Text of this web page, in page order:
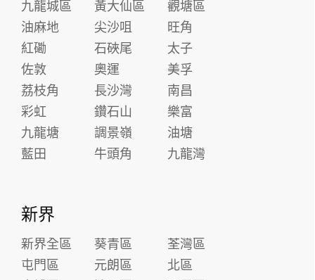
九龍城區
黃大仙區
觀塘區
油麻地
尖沙咀
旺角
紅磡
石硤尾
太子
佐敦
奧運
美孚
荔枝角
長沙灣
南昌
彩虹
鑽石山
樂富
九龍塘
調景嶺
油塘
藍田
牛頭角 九龍灣
新界
新界全區 葵青區
荃灣區
屯門區
元朗區
北區